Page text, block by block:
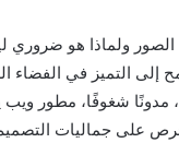
ولماذا هو ضروري
إلى التميز في الفضاء
شغوفًا، مطور
على جماليات